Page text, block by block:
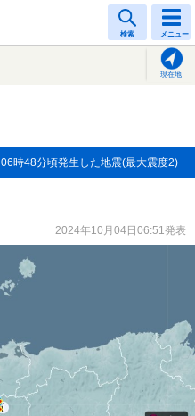
検索 メニュー
現在地
06時48分頃発生した地震(最大震度2)
2024年10月04日06:51発表